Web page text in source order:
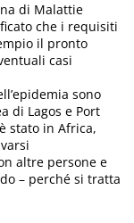
di Malattie
che i requisiti
il pronto
casi
sono
di Lagos e Port
stato in Africa,
altre persone e
– perché si tratta